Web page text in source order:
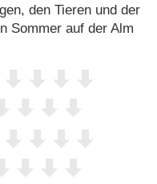
den Tieren und der
Sommer auf der Alm